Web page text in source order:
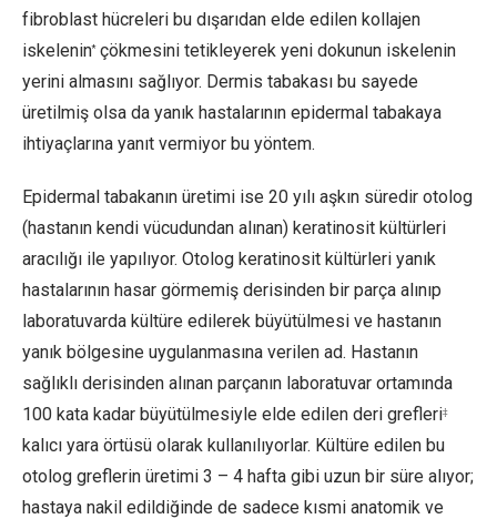
fibroblast hücreleri bu dışarıdan elde edilen kollajen
iskelenin*çökmesini tetikleyerek yeni dokunun iskelenin
yerini almasını sağlıyor. Dermis tabakası bu sayede
üretilmiş olsa da yanık hastalarının epidermal tabakaya
ihtiyaçlarına yanıt vermiyor bu yöntem.
Epidermal tabakanın üretimi ise 20 yılı aşkın süredir otolog
(hastanın kendi vücudundan alınan) keratinosit kültürleri
aracılığı ile yapılıyor. Otolog keratinosit kültürleri yanık
hastalarının hasar görmemiş derisinden bir parça alınıp
laboratuvarda kültüre edilerek büyütülmesi ve hastanın
yanık bölgesine uygulanmasına verilen ad. Hastanın
sağlıklı derisinden alınan parçanın laboratuvar ortamında
100 kata kadar büyütülmesiyle elde edilen deri grefleri‡
kalıcı yara örtüsü olarak kullanılıyorlar. Kültüre edilen bu
otolog greflerin üretimi 3 – 4 hafta gibi uzun bir süre alıyor;
hastaya nakil edildiğinde de sadece kısmi anatomik ve